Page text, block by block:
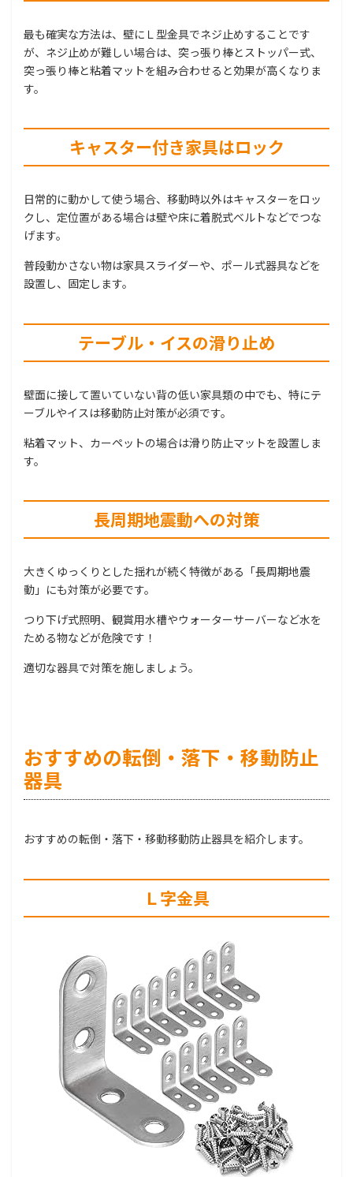
最も確実な方法は、壁にＬ型金具でネジ止めすることです
が、ネジ止めが難しい場合は、突っ張り棒とストッパー式、
突っ張り棒と粘着マットを組み合わせると効果が高くなりま
す。
キャスター付き家具はロック
日常的に動かして使う場合、移動時以外はキャスターをロッ
クし、定位置がある場合は壁や床に着脱式ベルトなどでつな
げます。
普段動かさない物は家具スライダーや、ポール式器具などを
設置し、固定します。
テーブル・イスの滑り止め
壁面に接して置いていない背の低い家具類の中でも、特にテ
ーブルやイスは移動防止対策が必須です。
粘着マット、カーペットの場合は滑り防止マットを設置しま
す。
長周期地震動への対策
大きくゆっくりとした揺れが続く特徴がある「長周期地震
動」にも対策が必要です。
つり下げ式照明、観賞用水槽やウォーターサーバーなど水を
ためる物などが危険です！
適切な器具で対策を施しましょう。
おすすめの転倒・落下・移動防止
器具
おすすめの転倒・落下・移動移動防止器具を紹介します。
Ｌ字金具